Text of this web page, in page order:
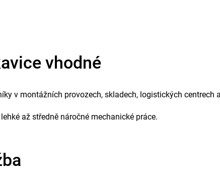
vhodné
v montážních provozech, skladech, logistických
až středně náročné mechanické práce.